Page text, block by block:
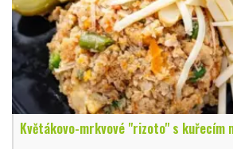
Květákovo-mrkvové "rizoto" s kuřecím